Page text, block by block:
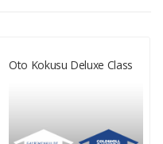
Oto Kokusu Deluxe Class